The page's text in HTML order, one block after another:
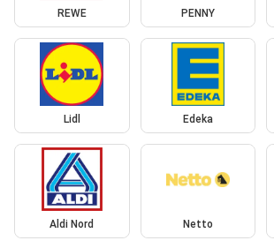
REWE PENNY
Lidl Edeka
Aldi Nord Netto